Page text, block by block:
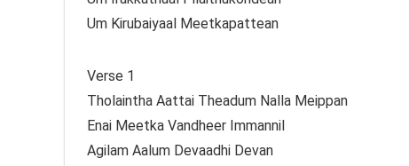
Um Kirubaiyaal Meetkapattean
Verse 1
Tholaintha Aattai Theadum Nalla Meippan
Enai Meetka Vandheer Immannil
Agilam Aalum Devaadhi Devan